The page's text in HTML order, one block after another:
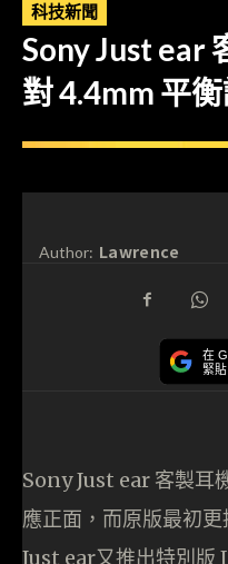
科技新聞
Sony Just ear
對 4.4mm 平
Author: Lawrence
在
緊
Sony Just ear 客製耳
應正面，而原版最初
Just ear又推出特別版